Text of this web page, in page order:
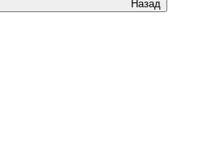
Назад